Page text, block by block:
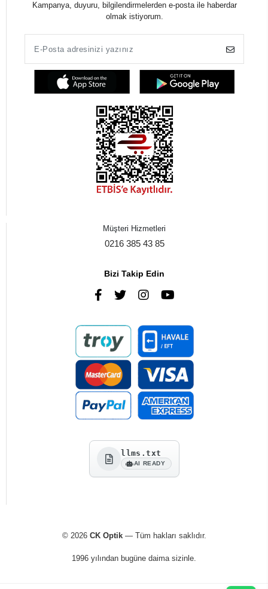
Kampanya, duyuru, bilgilendirmelerden e-posta ile haberdar
olmak istiyorum.
Müşteri Hizmetleri
0216 385 43 85
Bizi Takip Edin
llms.txt
AI READY
© 2026 CK Optik— Tüm hakları saklıdır.
1996 yılından bugüne daima sizinle.